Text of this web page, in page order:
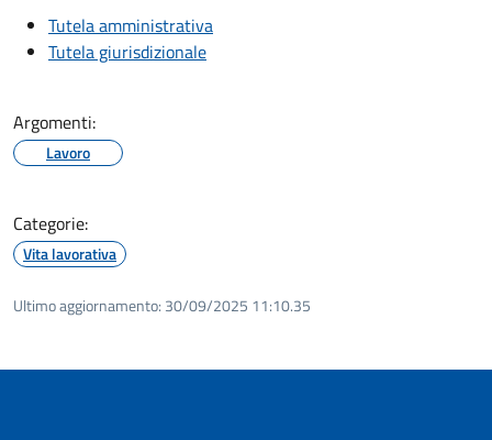
Tutela amministrativa
Tutela giurisdizionale
Argomenti:
Lavoro
Categorie:
Vita lavorativa
Ultimo aggiornamento: 30/09/2025 11:10.35